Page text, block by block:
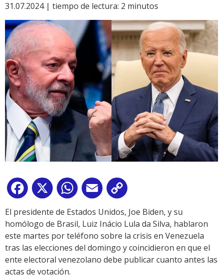
31.07.2024 | tiempo de lectura: 2 minutos
Facebook
X WhatsApp
Email
Link
El presidente de Estados Unidos, Joe Biden, y su
homólogo de Brasil, Luiz Inácio Lula da Silva, hablaron
este martes por teléfono sobre la crisis en Venezuela
tras las elecciones del domingo y coincidieron en que el
ente electoral venezolano debe publicar cuanto antes las
actas de votación.